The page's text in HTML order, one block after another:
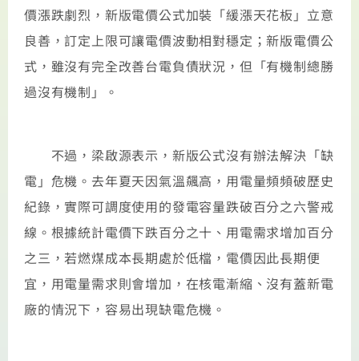
價漲跌劇烈，新版電價公式加裝「緩漲天花板」立意
良善，訂定上限可讓電價波動相對穩定；新版電價公
式，雖沒有完全改善台電負債狀況，但「有機制總勝
過沒有機制」。
不過，梁啟源表示，新版公式沒有辦法解決「缺
電」危機。去年夏天因氣溫飆高，用電量頻頻破歷史
紀錄，實際可調度使用的發電容量跌破百分之六警戒
線。根據統計電價下跌百分之十、用電需求增加百分
之三，若燃煤成本長期處於低檔，電價因此長期便
宜，用電量需求則會增加，在核電漸縮、沒有蓋新電
廠的情況下，容易出現缺電危機。